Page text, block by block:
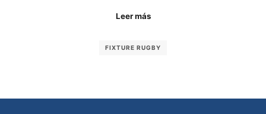
Leer más
FIXTURE RUGBY